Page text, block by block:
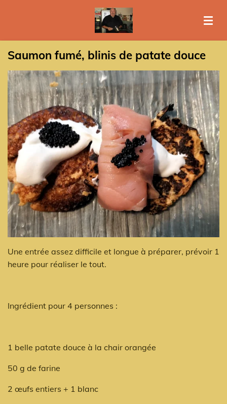
Saumon fumé, blinis de patate douce
Une entrée assez difficile et longue à préparer, prévoir 1
heure pour réaliser le tout.
Ingrédient pour 4 personnes :
1 belle patate douce à la chair orangée
50 g de farine
2 œufs entiers + 1 blanc